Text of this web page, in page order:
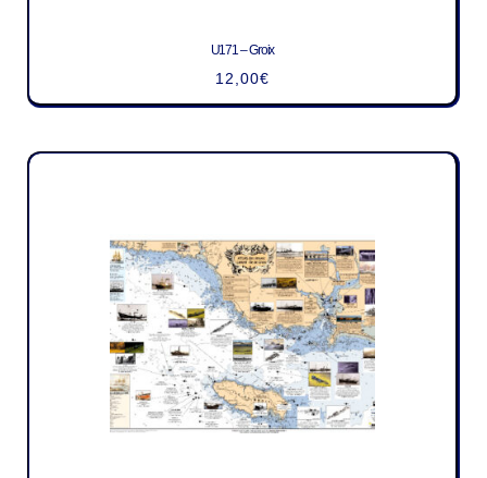
U171 – Groix
12,00€